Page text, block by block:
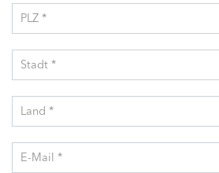
PLZ *
Stadt *
Land *
E-Mail *